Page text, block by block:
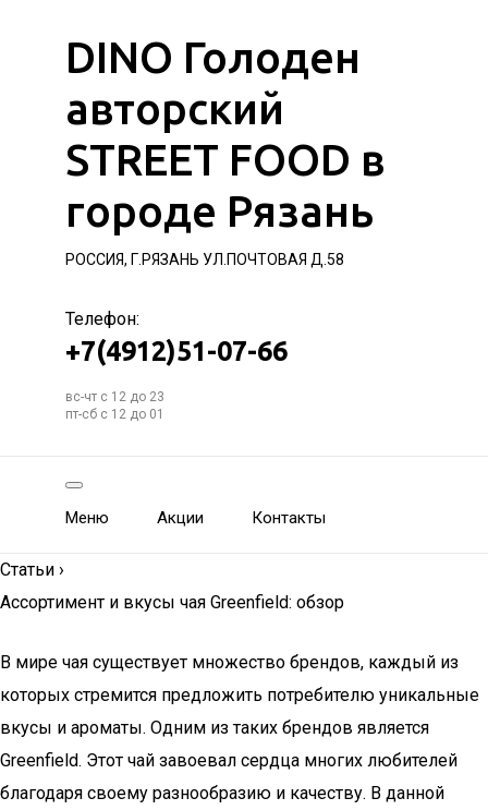
DINO Голоден
авторский
STREET FOOD в
городе Рязань
РОССИЯ, Г.РЯЗАНЬ УЛ.ПОЧТОВАЯ Д.58
Телефон:
+7(4912)51-07-66
вс-чт с 12 до 23
пт-сб с 12 до 01
Меню Акции Контакты
Статьи ›
Ассортимент и вкусы чая Greenfield: обзор
В мире чая существует множество брендов, каждый из
которых стремится предложить потребителю уникальные
вкусы и ароматы. Одним из таких брендов является
Greenfield. Этот чай завоевал сердца многих любителей
благодаря своему разнообразию и качеству. В данной